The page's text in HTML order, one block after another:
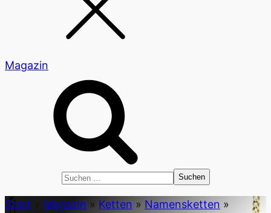
Magazin
Suchen
Start
Magazin » Ketten » Namensketten »